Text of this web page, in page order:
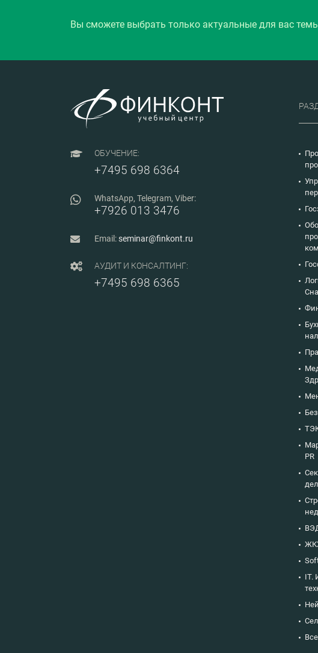
Вы сможете выбрать только актуальные для вас
ОБУЧЕНИЕ:
+7495 698 6364
WhatsApp, Telegram, Viber:
+7926 013 3476
Email:seminar@finkont.ru
АУДИТ И КОНСАЛТИНГ:
+7495 698 6365
PR
IT.